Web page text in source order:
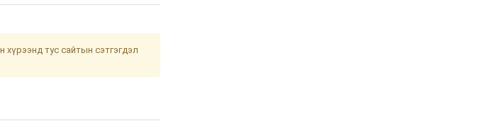
тус сайтын сэтгэгдэл